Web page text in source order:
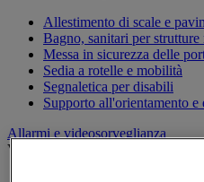
Allestimento di scale e
Bagno, sanitari per strutture
Messa in sicurezza delle
Sedia a rotelle e mobilità
Segnaletica per disabili
Supporto all'orientamento e
Allarmi e videosorveglianza
Vedi tutte le categorie